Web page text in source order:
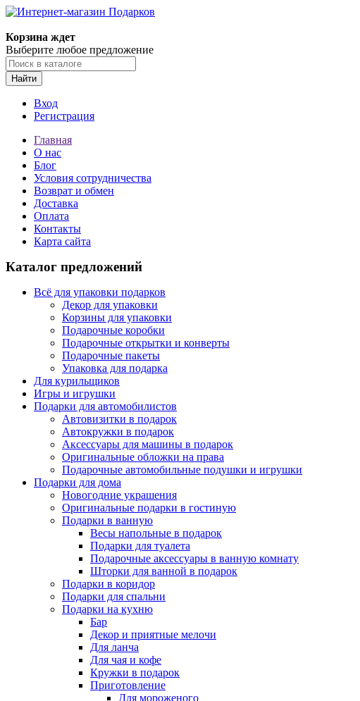
Корзина ждет
Выберите любое предложение
Найти
Вход
Регистрация
Главная
О нас
Блог
Условия сотрудничества
Возврат и обмен
Доставка
Оплата
Контакты
Карта сайта
Каталог предложений
Всё для упаковки подарков
Декор для упаковки
Корзины для упаковки
Подарочные коробки
Подарочные открытки и конверты
Подарочные пакеты
Упаковка для подарка
Для курильщиков
Игры и игрушки
Подарки для автомобилистов
Автовизитки в подарок
Автокружки в подарок
Аксессуары для машины в подарок
Оригинальные обложки на права
Подарочные автомобильные подушки и игрушки
Подарки для дома
Новогодние украшения
Оригинальные подарки в гостиную
Подарки в ванную
Весы напольные в подарок
Подарки для туалета
Подарочные аксессуары в ванную комнату
Шторки для ванной в подарок
Подарки в коридор
Подарки для спальни
Подарки на кухню
Бар
Декор и приятные мелочи
Для ланча
Для чая и кофе
Кружки в подарок
Приготовление
Для мороженого